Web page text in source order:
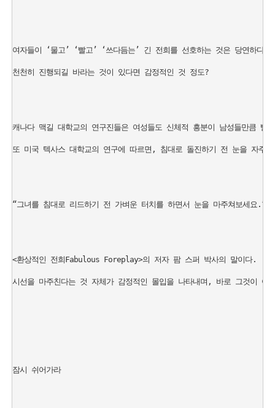
여자들이 ‘물고’ ‘빨고’ ‘쓰다듬는’ 긴 전희를 선호하는 것은 당연하
천천히 진행되길 바라는 것이 있다면 감정적인 것 정도?
캐나다 맥길 대학교의 연구진들은 여성들도 신체적 흥분이 남성들만큼
또 미국 텍사스 대학교의 연구에 따르면, 침대로 돌진하기 전 눈을 자주
“그녀를 침대로 리드하기 전 가벼운 터치를 하면서 눈을 마주쳐보세요.”
<환상적인 전희Fabulous Foreplay>의 저자 팜 스퍼 박사의 말이다.
시선을 마주친다는 것 자체가 감정적인 몰입을 나타내며, 바로 그것이 여
잠시 쉬어가라